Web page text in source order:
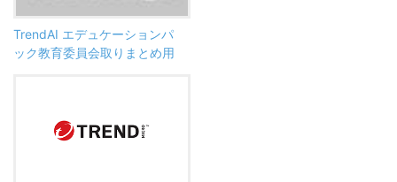
TrendAI エデュケーションパ
ック教育委員会取りまとめ用